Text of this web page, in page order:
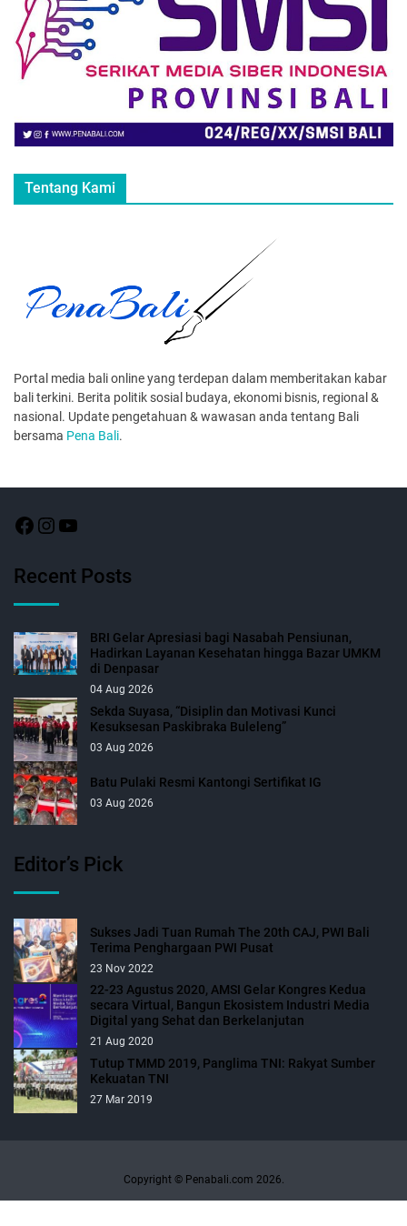
Tentang Kami
Portal media bali online yang terdepan dalam memberitakan kabar
bali terkini. Berita politik sosial budaya, ekonomi bisnis, regional &
nasional. Update pengetahuan & wawasan anda tentang Bali
bersama Pena Bali.
Recent Posts
BRI Gelar Apresiasi bagi Nasabah Pensiunan,
Hadirkan Layanan Kesehatan hingga Bazar UMKM
di Denpasar
04 Aug 2026
Sekda Suyasa, “Disiplin dan Motivasi Kunci
Kesuksesan Paskibraka Buleleng”
03 Aug 2026
Batu Pulaki Resmi Kantongi Sertifikat IG
03 Aug 2026
Editor’s Pick
Sukses Jadi Tuan Rumah The 20th CAJ, PWI Bali
Terima Penghargaan PWI Pusat
23 Nov 2022
22-23 Agustus 2020, AMSI Gelar Kongres Kedua
secara Virtual, Bangun Ekosistem Industri Media
Digital yang Sehat dan Berkelanjutan
21 Aug 2020
Tutup TMMD 2019, Panglima TNI: Rakyat Sumber
Kekuatan TNI
27 Mar 2019
Copyright © Penabali.com 2026.